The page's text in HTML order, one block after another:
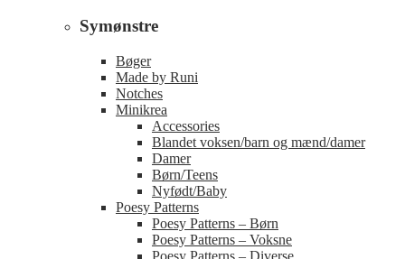
Symønstre
Bøger
Made by Runi
Notches
Minikrea
Accessories
Blandet voksen/barn og mænd/damer
Damer
Børn/Teens
Nyfødt/Baby
Poesy Patterns
Poesy Patterns – Børn
Poesy Patterns – Voksne
Poesy Patterns – Diverse